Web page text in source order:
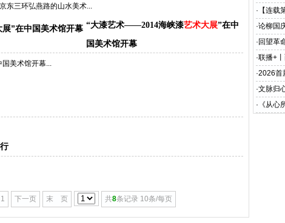
东三环弘燕路的山水美术...
“大漆艺术——2014海峡漆艺术大展”在中
国美术馆开幕
美术馆开幕...
1 下一页 末 页 共8条记录 10条/每页
· 【连载
·论柳国
体系旨
· 回望革
座谈会
·联播+
·2026首
将于
·文脉归
《风雅
· 《从